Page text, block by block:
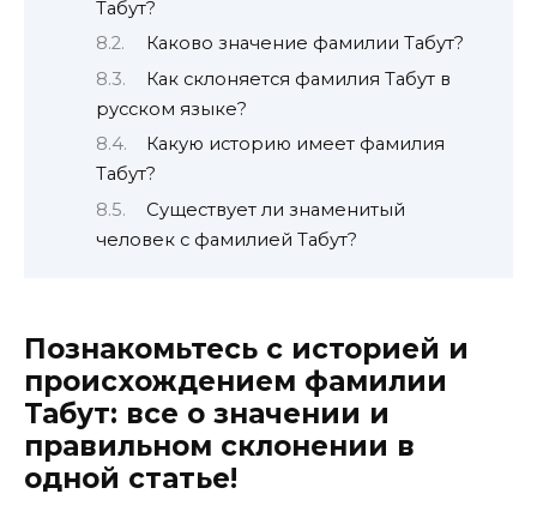
Табут?
Каково значение фамилии Табут?
Как склоняется фамилия Табут в
русском языке?
Какую историю имеет фамилия
Табут?
Существует ли знаменитый
человек с фамилией Табут?
Познакомьтесь с историей и
происхождением фамилии
Табут: все о значении и
правильном склонении в
одной статье!